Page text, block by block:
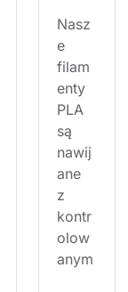
Nasz
e
filam
enty
PLA
są
nawij
ane
z
kontr
olow
anym